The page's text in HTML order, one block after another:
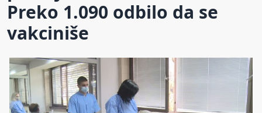
Preko 1.090 odbilo da se
vakciniše